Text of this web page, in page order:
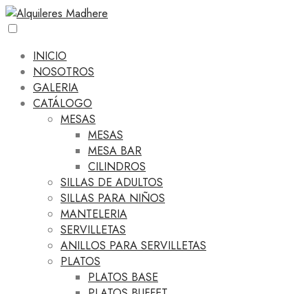
INICIO
NOSOTROS
GALERIA
CATÁLOGO
MESAS
MESAS
MESA BAR
CILINDROS
SILLAS DE ADULTOS
SILLAS PARA NIÑOS
MANTELERIA
SERVILLETAS
ANILLOS PARA SERVILLETAS
PLATOS
PLATOS BASE